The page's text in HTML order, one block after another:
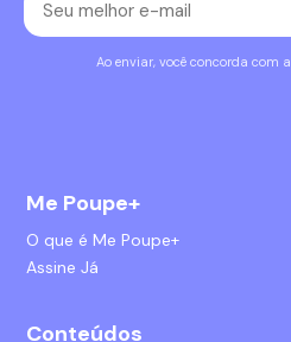
Ao enviar, você concorda com a
Me Poupe+
O que é Me Poupe+
Assine Já
Conteúdos